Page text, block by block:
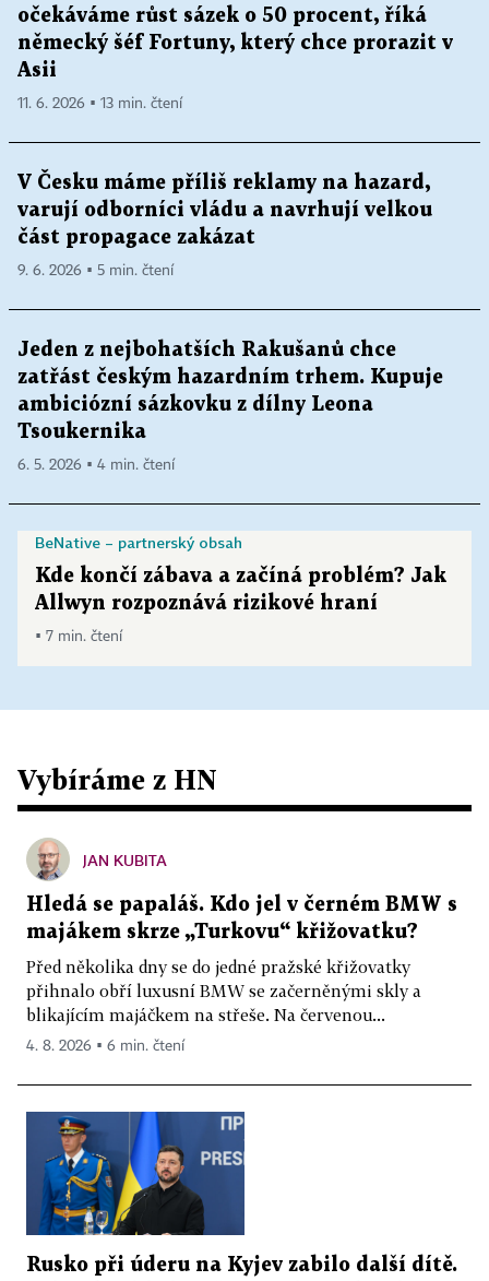
očekáváme růst sázek o 50 procent, říká
německý šéf Fortuny, který chce prorazit v
Asii
11. 6. 2026 ▪ 13 min. čtení
V Česku máme příliš reklamy na hazard,
varují odborníci vládu a navrhují velkou
část propagace zakázat
9. 6. 2026 ▪ 5 min. čtení
Jeden z nejbohatších Rakušanů chce
zatřást českým hazardním trhem. Kupuje
ambiciózní sázkovku z dílny Leona
Tsoukernika
6. 5. 2026 ▪ 4 min. čtení
BeNative – partnerský obsah
Kde končí zábava a začíná problém? Jak
Allwyn rozpoznává rizikové hraní
▪ 7 min. čtení
Vybíráme z HN
JAN KUBITA
Hledá se papaláš. Kdo jel v černém BMW s
majákem skrze „Turkovu“ křižovatku?
Před několika dny se do jedné pražské křižovatky
přihnalo obří luxusní BMW se začerněnými skly a
blikajícím majáčkem na střeše. Na červenou...
4. 8. 2026 ▪ 6 min. čtení
Rusko při úderu na Kyjev zabilo další dítě.